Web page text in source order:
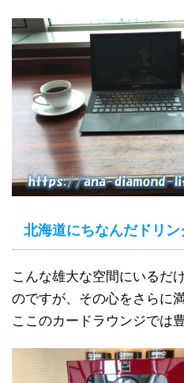
北海道にちなんだドリン
こんな雄大な空間にいるだ
のですが、その心をさらに
ここのカードラウンジでは